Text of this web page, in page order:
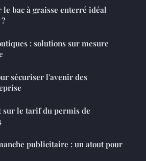
bac à graisse enterré idéal
: solutions sur mesure
sécuriser l'avenir des
sur le tarif du permis de
publicitaire : un atout pour